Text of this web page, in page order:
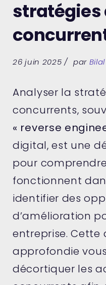
stratégies
26 juin 2025 par
Analyser la
concurrents,
« reverse
digital, est une
pour
fonctionnent
identifier des
d’amélioration
entreprise. Cette
approfondie
décortiquer les